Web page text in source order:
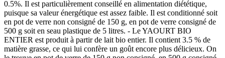
0.5%. Il est particulièrement conseillé en alimentation diététique,
puisque sa valeur énergétique est assez faible. Il est conditionné soit
en pot de verre non consigné de 150 g, en pot de verre consigné de
500 g soit en seau plastique de 5 litres. - Le YAOURT BIO
ENTIER est produit à partir de lait bio entier. Il contient 3.5 % de
matière grasse, ce qui lui confère un goût encore plus délicieux. On